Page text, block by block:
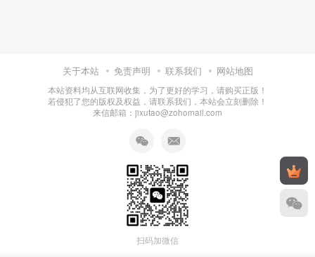
关于本站 免责声明 联系我们 网站地图
本站资料均从互联网收集，为了更好的学习，请购买正版！
若侵犯了您的版权及权益，请联系我们，本站会立刻删除！
来信邮箱：jixutao@zohomail.com
扫码加微信